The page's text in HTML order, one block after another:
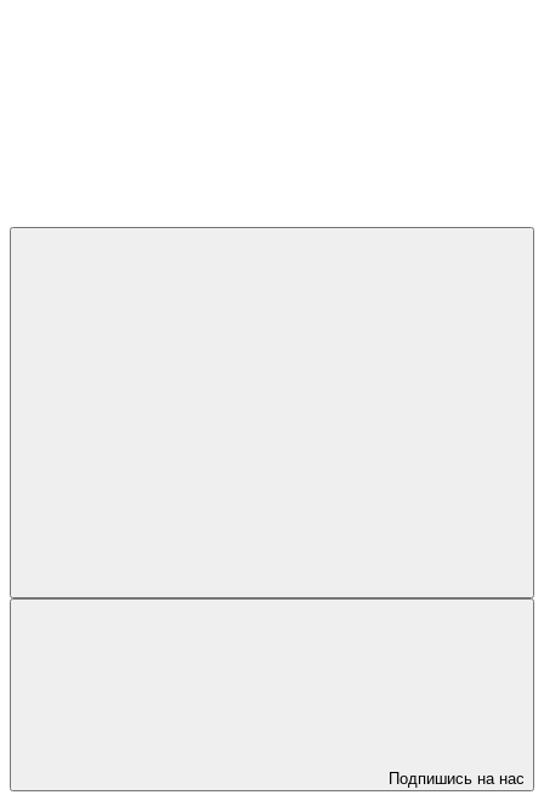
Подпишись на нас